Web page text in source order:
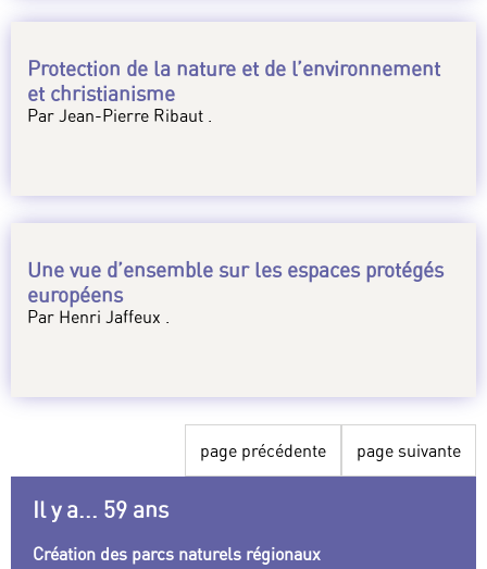
Protection de la nature et de l’environnement
et christianisme
Par Jean-Pierre Ribaut .
Une vue d’ensemble sur les espaces protégés
européens
Par Henri Jaffeux .
page précédente page suivante
Il y a... 59 ans
Création des parcs naturels régionaux